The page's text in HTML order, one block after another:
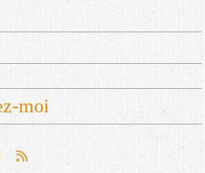
moi